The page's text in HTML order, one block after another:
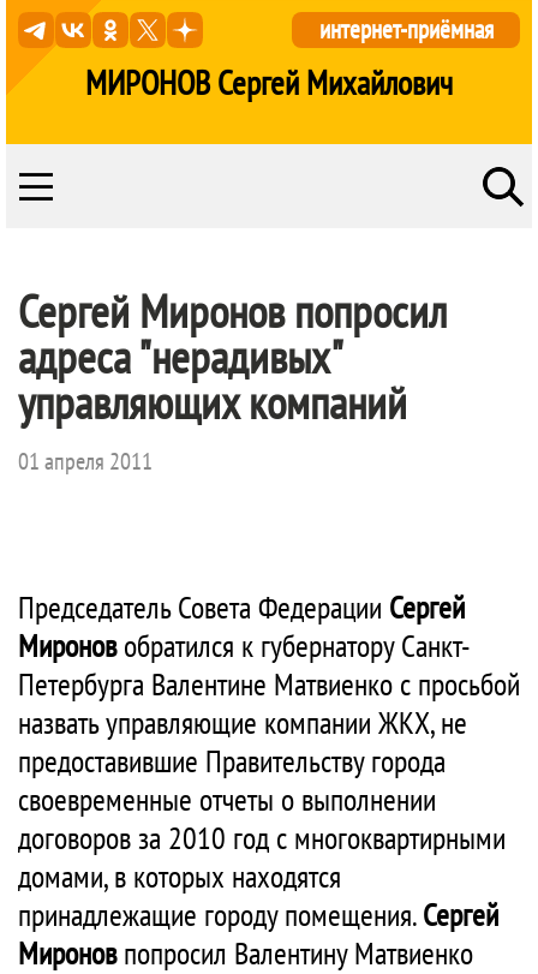
МИРОНОВ Сергей Михайлович
интернет-приёмная
Сергей Миронов попросил
адреса "нерадивых"
управляющих компаний
01 апреля 2011
Председатель Совета Федерации Сергей
Мироновобратился к губернатору Санкт-
Петербурга Валентине Матвиенко с просьбой
назвать управляющие компании ЖКХ, не
предоставившие Правительству города
своевременные отчеты о выполнении
договоров за 2010 год с многоквартирными
домами, в которых находятся
принадлежащие городу помещения.Сергей
Мироновпопросил Валентину Матвиенко